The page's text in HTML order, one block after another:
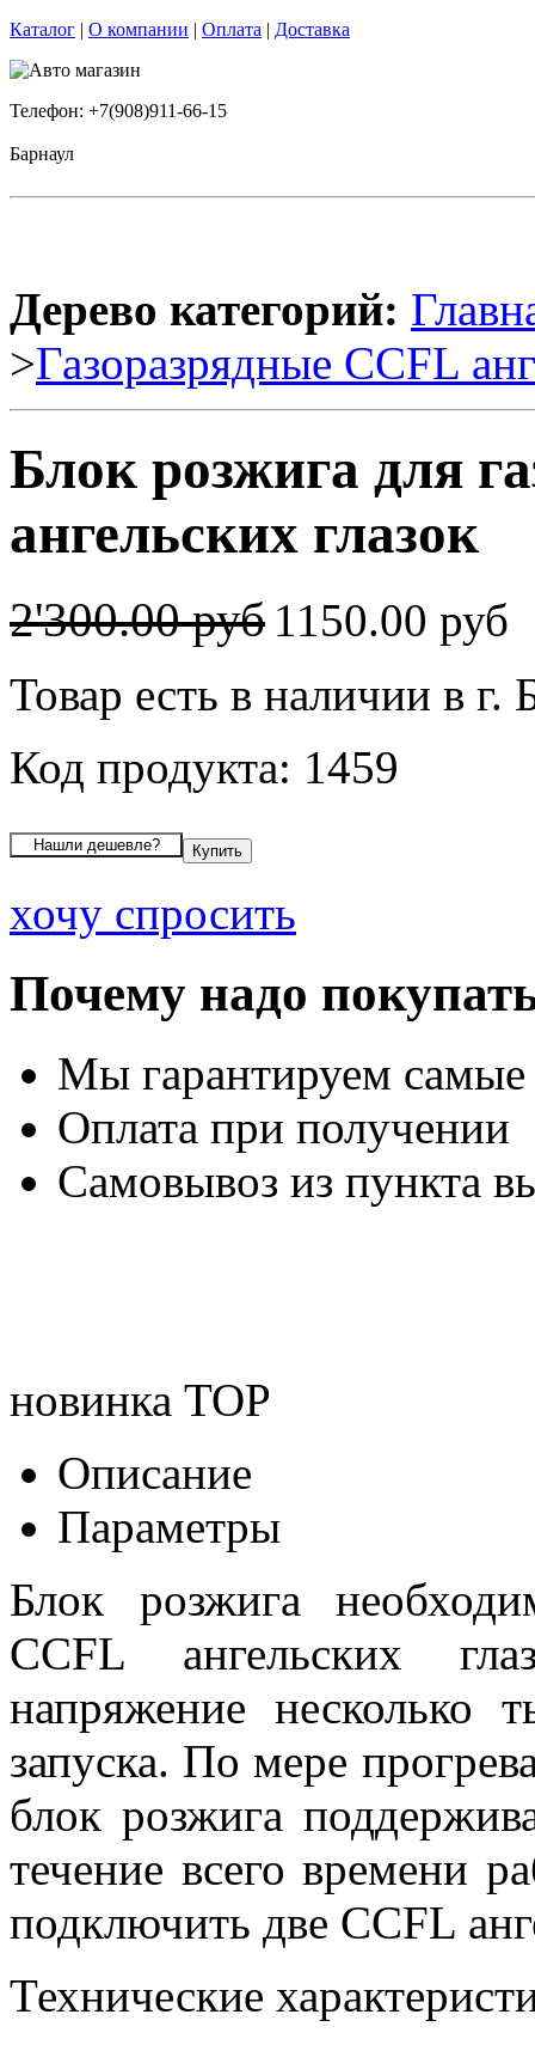
Каталог | О компании | Оплата | Доставка
Телефон: +7(908)911-66-15
Барнаул
Дерево категорий:
>Газоразрядные CCFL
Блок розжига для
ангельских глазок
2'300.00 руб 1150.00 руб
Товар есть в наличии в г.
Код продукта: 1459
хочу спросить
Почему надо
Мы гарантируем
Оплата при получении
Самовывоз из пункта
новинка TOP
Описание
Параметры
Блок розжига
CCFL ангельских
напряжение несколько
запуска. По мере
блок розжига
течение всего времени
подключить две CCFL
Технические